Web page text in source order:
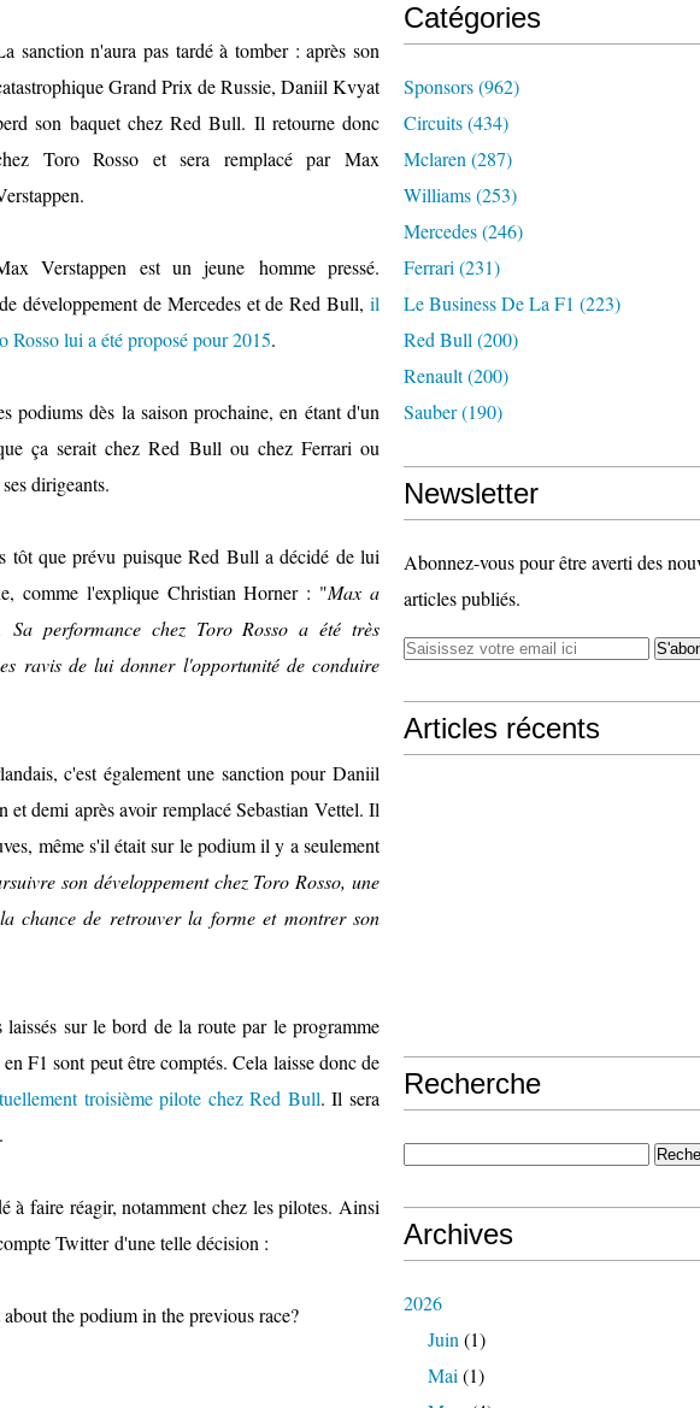
sanction n'aura pas tardé à tomber : après son
Grand Prix de Russie, Daniil Kvyat
son baquet chez Red Bull. Il retourne donc
Toro Rosso et sera remplacé par Max
Verstappen est un jeune homme pressé.
développement de Mercedes et de Red Bull, il
Rosso lui a été proposé pour 2015.
dès la saison prochaine, en étant d'un
ça serait chez Red Bull ou chez Ferrari ou
dirigeants.
tôt que prévu puisque Red Bull a décidé de lui
comme l'explique Christian Horner : "Max a
performance chez Toro Rosso a été très
ravis de lui donner l'opportunité de conduire
c'est également une sanction pour Daniil
demi après avoir remplacé Sebastian Vettel. Il
même s'il était sur le podium il y a seulement
son développement chez Toro Rosso, une
chance de retrouver la forme et montrer son
sur le bord de la route par le programme
F1 sont peut être comptés. Cela laisse donc de
troisième pilote chez Red Bull. Il sera
à faire réagir, notamment chez les pilotes. Ainsi
Twitter d'une telle décision :
the podium in the previous race?
Catégories
Sponsors(962)
Circuits(434)
Mclaren (287)
Williams(253)
Mercedes(246)
Ferrari (231)
Le Business De La F1 (223)
Red Bull (200)
Renault(200)
Sauber(190)
Newsletter
Abonnez-vous pour être averti des
articles publiés.
Articles récents
Recherche
Archives
2026
Juin (1)
Mai (1)